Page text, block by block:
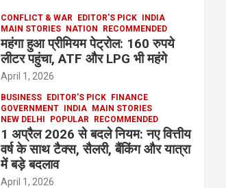
CONFLICT & WAR EDITOR'S PICK INDIA
MAIN STORIES NATION RECOMMENDED
महंगा हुआ प्रीमियम पेट्रोल: 160 रुपये
लीटर पहुंचा, ATF और LPG भी महंगे
April 1, 2026
BUSINESS EDITOR'S PICK FINANCE
GOVERNMENT INDIA MAIN STORIES
NEW DELHI
POPULAR RECOMMENDED
1 अप्रैल 2026 से बदले नियम: नए वित्तीय
वर्ष के साथ टैक्स, सैलरी, बैंकिंग और यात्रा
में बड़े बदलाव
April 1, 2026